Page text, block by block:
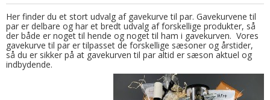
Her finder du et stort udvalg af gavekurve til par. Gavekurvene til
par er delbare og har et bredt udvalg af forskellige produkter, så
der både er noget til hende og noget til ham i gavekurven. Vores
gavekurve til par er tilpasset de forskellige sæsoner og årstider,
så du er sikker på at gavekurven til par altid er sæson aktuel og
indbydende.